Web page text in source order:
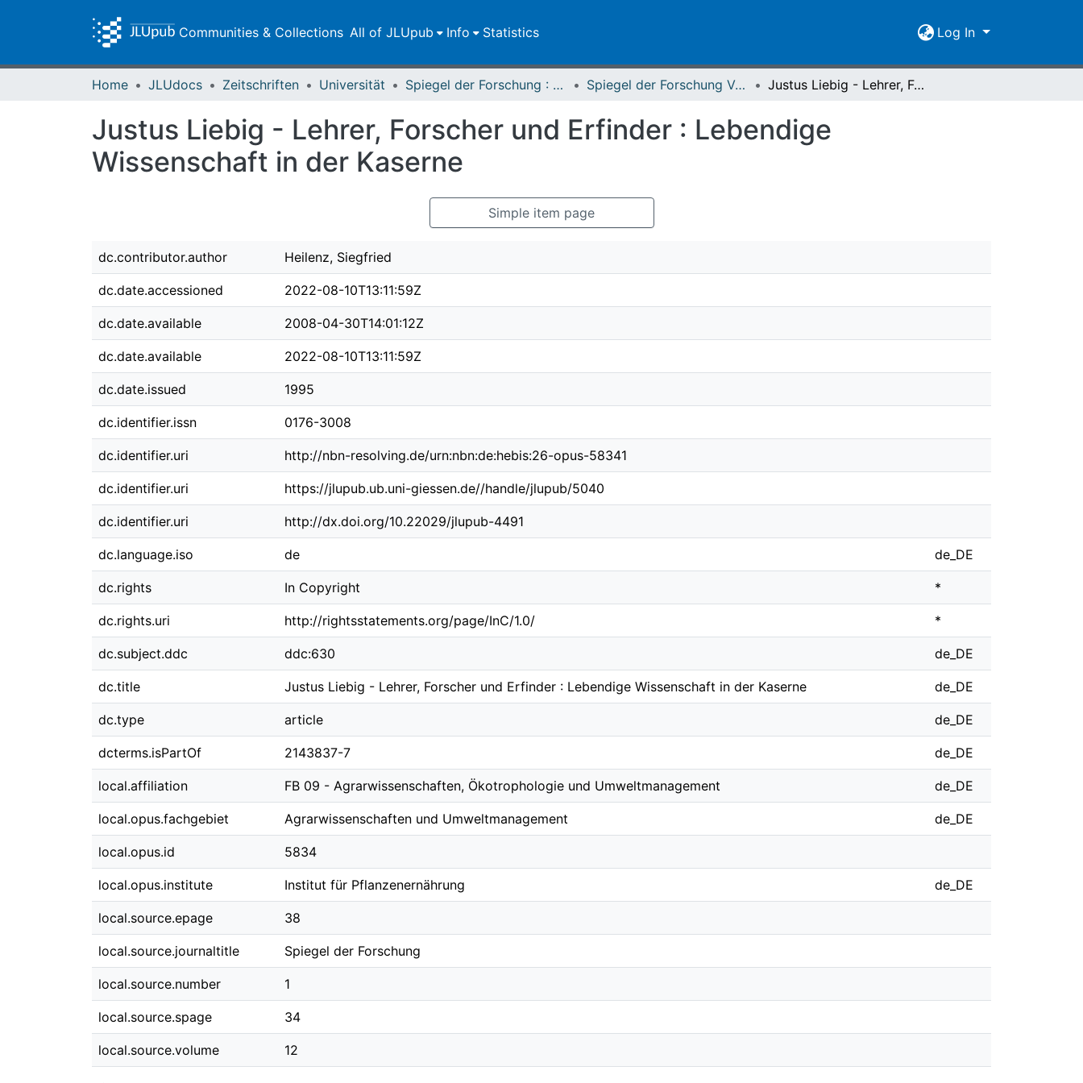
Communities & Collections All of JLUpub Info Statistics Log In
Home JLUdocs Zeitschriften Universität Spiegel der Forschung : Wissenschaftsmagazin Spiegel der Forschung Vol. 12 (1995) Heft 1 Justus Liebig - Lehrer, Forscher und Erfinder : Lebendige Wissenschaft in der Kaserne
Justus Liebig - Lehrer, Forscher und Erfinder : Lebendige
Wissenschaft in der Kaserne
Simple item page
dc.contributor.author Heilenz, Siegfried
dc.date.accessioned 2022-08-10T13:11:59Z
dc.date.available 2008-04-30T14:01:12Z
dc.date.available 2022-08-10T13:11:59Z
dc.date.issued 1995
dc.identifier.issn 0176-3008
dc.identifier.uri http://nbn-resolving.de/urn:nbn:de:hebis:26-opus-58341
dc.identifier.uri https://jlupub.ub.uni-giessen.de//handle/jlupub/5040
dc.identifier.uri http://dx.doi.org/10.22029/jlupub-4491
dc.language.iso de de_DE
dc.rights In Copyright *
dc.rights.uri http://rightsstatements.org/page/InC/1.0/ *
dc.subject.ddc ddc:630 de_DE
dc.title Justus Liebig - Lehrer, Forscher und Erfinder : Lebendige Wissenschaft in der Kaserne de_DE
dc.type article de_DE
dcterms.isPartOf 2143837-7 de_DE
local.affiliation FB 09 - Agrarwissenschaften, Ökotrophologie und Umweltmanagement de_DE
local.opus.fachgebiet Agrarwissenschaften und Umweltmanagement de_DE
local.opus.id 5834
local.opus.institute Institut für Pflanzenernährung de_DE
local.source.epage 38
local.source.journaltitle Spiegel der Forschung
local.source.number 1
local.source.spage 34
local.source.volume 12